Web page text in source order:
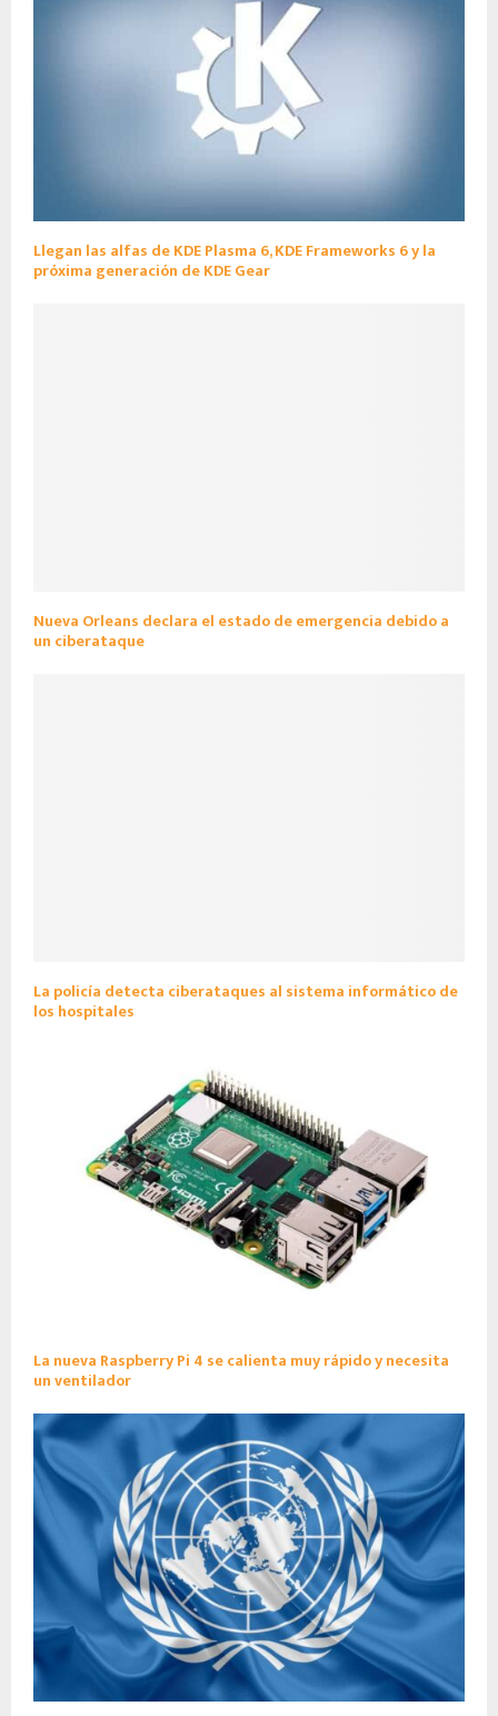
Llegan las alfas de KDE Plasma 6, KDE Frameworks 6 y la
próxima generación de KDE Gear
Nueva Orleans declara el estado de emergencia debido a
un ciberataque
La policía detecta ciberataques al sistema informático de
los hospitales
La nueva Raspberry Pi 4 se calienta muy rápido y necesita
un ventilador